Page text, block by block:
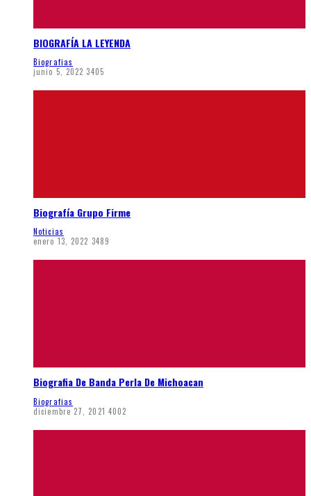
BIOGRAFÍA LA LEYENDA
Biografias
junio 5, 2022 3405
Biografía Grupo Firme
Noticias
enero 13, 2022 3489
Biografia De Banda Perla De Michoacan
Biografias
diciembre 27, 2021 4002